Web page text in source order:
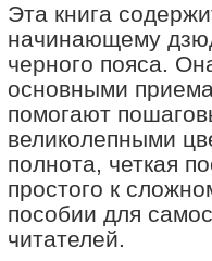
Эта книга
начинающему
черного пояса.
основными
помогают
великолепными
полнота, четкая
простого к
пособии для
читателей.